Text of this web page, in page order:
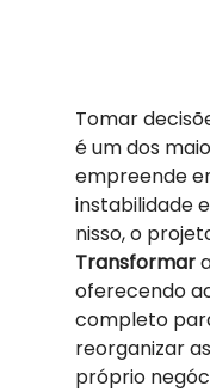
Tomar
é um dos
empreende
instabilidade
nisso, o
Transformar
oferecendo
completo
reorganizar
próprio